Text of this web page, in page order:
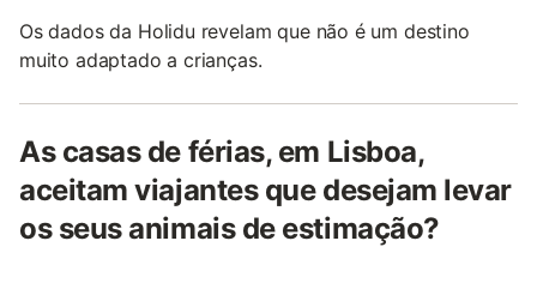
Os dados da Holidu revelam que não é um destino
muito adaptado a crianças.
As casas de férias, em Lisboa,
aceitam viajantes que desejam levar
os seus animais de estimação?